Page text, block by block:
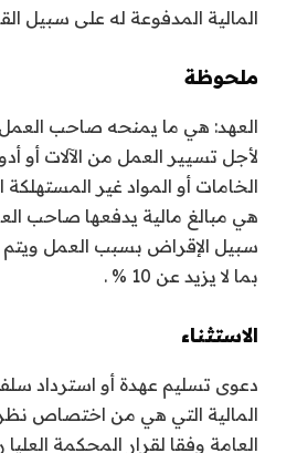
المالية المدفوعة له على سبيل
ملحوظة
العهد: هي ما يمنحه صاحب العمل
لأجل تسيير العمل من الآلات أو
الخامات أو المواد غير
هي مبالغ مالية يدفعها صاحب
سبيل الإقراض بسبب العمل ويتم
بما لا يزيد عن 10 % .
الاستثناء
دعوى تسليم عهدة أو استرداد
المالية التي هي من اختصاص